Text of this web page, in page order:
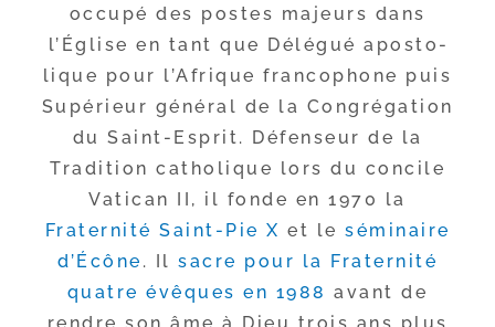
occu­pé des postes majeurs dans
l’Église en tant que Délégué apos­to­
lique pour l’Afrique fran­co­phone puis
Supérieur géné­ral de la Congrégation
du Saint-​Esprit. Défenseur de la
Tradition catho­lique lors du concile
Vatican II, il fonde en 1970 la
Fraternité Saint-​Pie X et le sémi­naire
d’Écône . Il sacre pour la Fraternité
quatre évêques en 1988 avant de